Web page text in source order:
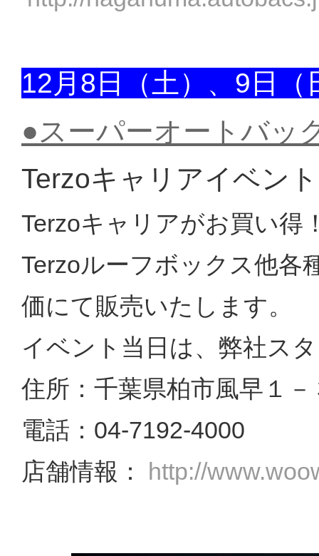
12月8日（土）、9日（
●スーパーオートバッ
Terzoキャリアイベント
Terzoキャリアがお買い得
Terzoルーフボックス他各
価にて販売いたします。
イベント当日は、弊社ス
住所：千葉県柏市風早１
電話：04-7192-4000
店舗情報：
http://